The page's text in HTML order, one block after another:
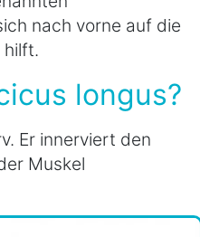
nach vorne auf die
hilft.
longus?
Er innerviert den
Muskel